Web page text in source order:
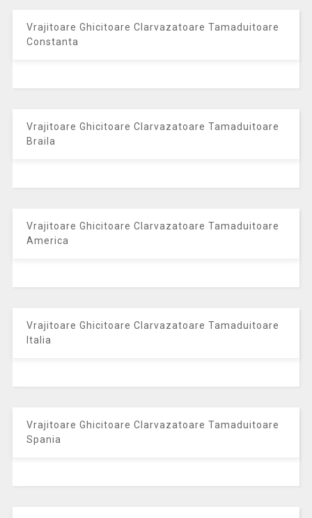
Vrajitoare Ghicitoare Clarvazatoare Tamaduitoare
Constanta
Vrajitoare Ghicitoare Clarvazatoare Tamaduitoare
Braila
Vrajitoare Ghicitoare Clarvazatoare Tamaduitoare
America
Vrajitoare Ghicitoare Clarvazatoare Tamaduitoare
Italia
Vrajitoare Ghicitoare Clarvazatoare Tamaduitoare
Spania